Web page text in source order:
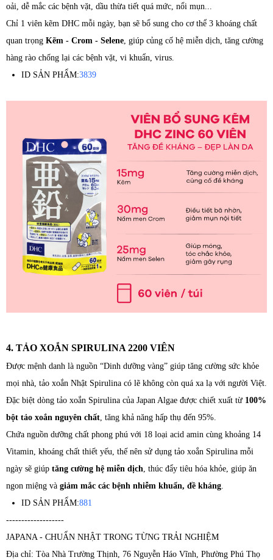
oải, dễ mắc các bệnh vặt, dầu thừa tiết quá mức, nổi mụn...
Chỉ 1 viên kẽm DHC mỗi ngày, bạn sẽ bổ sung cho cơ thể 3 khoáng chất
quan trọng Kẽm - Crom - Selene , giúp củng cố hệ miễn dịch, tăng cường
hàng rào chống lại các bệnh vặt, vi khuẩn, virus.
ID SẢN PHẨM:3839
4. TẢO XOẮN SPIRULINA 2200 VIÊN
Được mệnh danh là nguồn “Dinh dưỡng vàng” giúp tăng cường sức khỏe
mọi nhà, tảo xoắn Nhật Spirulina có lẽ không còn quá xa lạ với người Việt.
Đặc biệt dòng tảo xoắn Spirulina của Japan Algae được chiết xuất từ 100%
bột tảo xoắn nguyên chất , tăng khả năng hấp thụ đến 95%.
Chứa nguồn dưỡng chất phong phú với 18 loại acid amin cùng khoảng 14
Vitamin, khoáng chất thiết yếu, thế nên sử dụng tảo xoắn Spirulina mỗi
ngày sẽ giúp tăng cường hệ miễn dịch , thúc đẩy tiêu hóa khỏe, giúp ăn
ngon miệng và giảm mắc các bệnh nhiễm khuẩn, đề kháng
ID SẢN PHẨM:881
-------------------
JAPANA - CHUẨN NHẬT TRONG TỪNG TRẢI NGHIỆM
Địa chỉ: Tòa Nhà Trường Thịnh, 76 Nguyễn Háo Vĩnh, Phường Phú Thọ